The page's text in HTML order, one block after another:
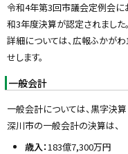
t
y
令和4年第3回市議会定例会に
和3年度決算が認定されました。
詳細については、広報ふかが
せします。
一般会計
一般会計については、黒字決算
深川市の一般会計の決算は、
歳入： 183億7,300万円